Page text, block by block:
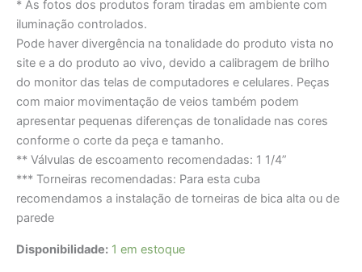
* As fotos dos produtos foram tiradas em ambiente com
iluminação controlados.
Pode haver divergência na tonalidade do produto vista no
site e a do produto ao vivo, devido a calibragem de brilho
do monitor das telas de computadores e celulares. Peças
com maior movimentação de veios também podem
apresentar pequenas diferenças de tonalidade nas cores
conforme o corte da peça e tamanho.
** Válvulas de escoamento recomendadas: 1 1/4”
*** Torneiras recomendadas: Para esta cuba
recomendamos a instalação de torneiras de bica alta ou de
parede
Disponibilidade: 1 em estoque